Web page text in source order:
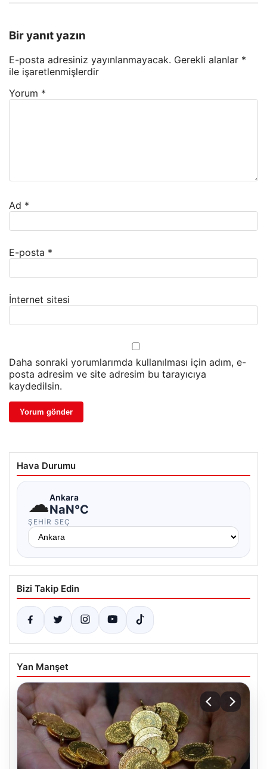
Bir yanıt yazın
E-posta adresiniz yayınlanmayacak. Gerekli alanlar *
ile işaretlenmişlerdir
Yorum *
Ad *
E-posta *
İnternet sitesi
Daha sonraki yorumlarımda kullanılması için adım, e-
posta adresim ve site adresim bu tarayıcıya
kaydedilsin.
Hava Durumu
☁Ankara
NaN°C
ŞEHIR SEÇ
Bizi Takip Edin
Yan Manşet